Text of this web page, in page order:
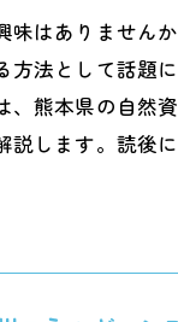
はありません
法として話題
熊本県の自然
します。読後